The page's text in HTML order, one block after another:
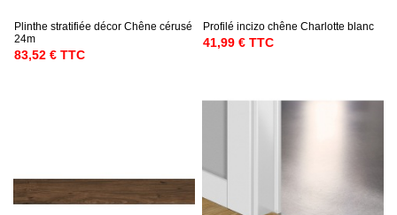
Plinthe stratifiée décor Chêne cérusé
24m
83,52 € TTC
Profilé incizo chêne Charlotte blanc
41,99 € TTC